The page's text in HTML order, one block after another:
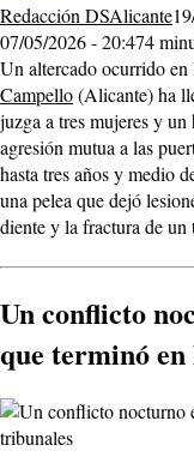
Redacción DSAlicante
07/05/2026 - 20:474
Un altercado ocurrido
Campello(Alicante) ha
juzga a tres mujeres y
agresión mutua a las
hasta tres años y medio
una pelea que dejó
diente y la fractura de un
Un conflicto
que terminó